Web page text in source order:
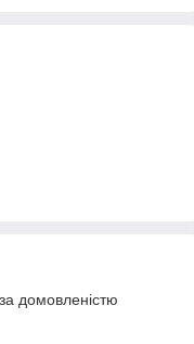
домовленістю